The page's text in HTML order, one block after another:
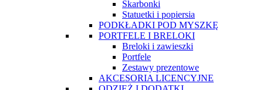
Skarbonki
Statuetki i popiersia
PODKŁADKI POD MYSZKĘ
PORTFELE I BRELOKI
Breloki i zawieszki
Portfele
Zestawy prezentowe
AKCESORIA LICENCYJNE